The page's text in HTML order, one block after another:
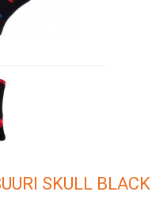
SKULL BLACK